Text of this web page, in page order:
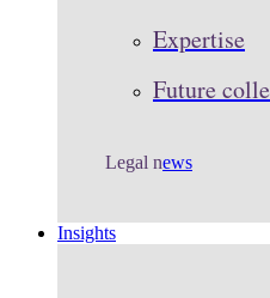
Expertise
Future
Legal news
Insights